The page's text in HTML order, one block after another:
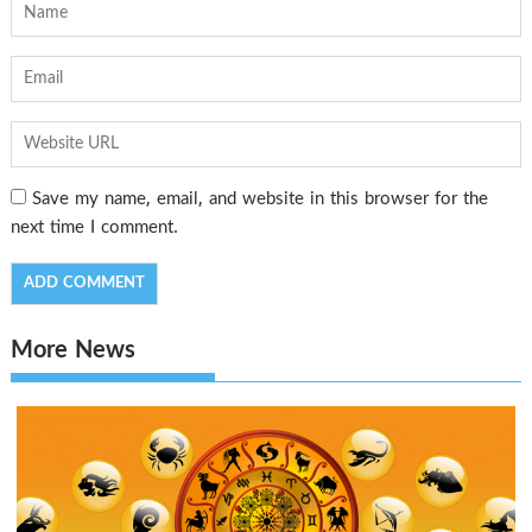
Save my name, email, and website in this browser for the
next time I comment.
More News